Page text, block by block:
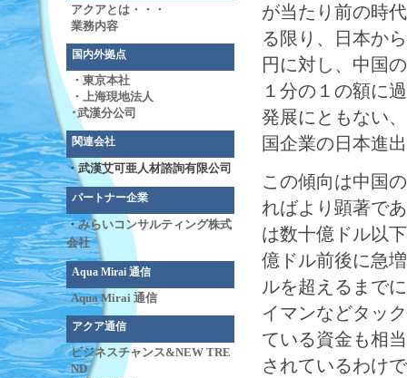
アクアとは・・・
業務内容
国内外拠点
・東京本社
・上海現地法人
･武漢分公司
関連会社
・武漢艾可亜人材諮詢有限公司
パートナー企業
・みらいコンサルティング株式
会社
Aqua Mirai 通信
Aqua Mirai 通信
アクア通信
ビジネスチャンス&NEW TRE
ND
が当たり前の時
る限り、日本か
円に対し、中国
１分の１の額に
発展にともない
国企業の日本進
この傾向は中国
ればより顕著で
は数十億ドル以
億ドル前後に急
ルを超えるまで
イマンなどタッ
ている資金も相
されているわけ